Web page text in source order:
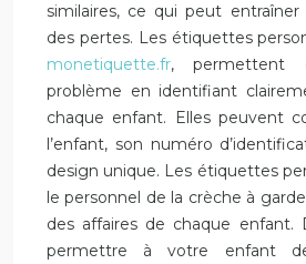
similaires, ce qui peut
des pertes. Les étiquettes
monetiquette.fr, permettent
problème en identifiant
chaque enfant. Elles peuvent
l’enfant, son numéro
design unique. Les étiquettes
le personnel de la crèche à
des affaires de chaque enfant.
permettre à votre enfant